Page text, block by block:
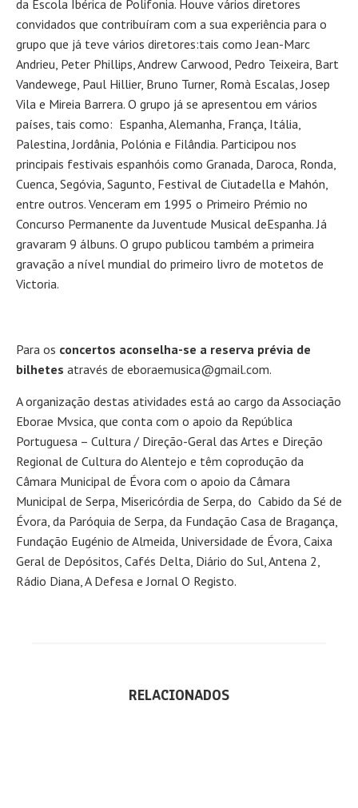
da Escola Ibérica de Polifonia. Houve vários diretores
convidados que contribuíram com a sua experiência para o
grupo que já teve vários diretores:tais como Jean-Marc
Andrieu, Peter Phillips, Andrew Carwood, Pedro Teixeira, Bart
Vandewege, Paul Hillier, Bruno Turner, Romà Escalas, Josep
Vila e Mireia Barrera. O grupo já se apresentou em vários
países, tais como: Espanha, Alemanha, França, Itália,
Palestina, Jordânia, Polónia e Filândia. Participou nos
principais festivais espanhóis como Granada, Daroca, Ronda,
Cuenca, Segóvia, Sagunto, Festival de Ciutadella e Mahón,
entre outros. Venceram em 1995 o Primeiro Prémio no
Concurso Permanente da Juventude Musical deEspanha. Já
gravaram 9 álbuns. O grupo publicou também a primeira
gravação a nível mundial do primeiro livro de motetos de
Victoria.
Para os concertos aconselha-se a reserva prévia de
bilhetes através de eboraemusica@gmail.com.
A organização destas atividades está ao cargo da Associação
Eborae Mvsica, que conta com o apoio da República
Portuguesa – Cultura / Direção-Geral das Artes e Direção
Regional de Cultura do Alentejo e têm coprodução da
Câmara Municipal de Évora com o apoio da Câmara
Municipal de Serpa, Misericórdia de Serpa, do Cabido da Sé de
Évora, da Paróquia de Serpa, da Fundação Casa de Bragança,
Fundação Eugénio de Almeida, Universidade de Évora, Caixa
Geral de Depósitos, Cafés Delta, Diário do Sul, Antena 2,
Rádio Diana, A Defesa e Jornal O Registo.
RELACIONADOS